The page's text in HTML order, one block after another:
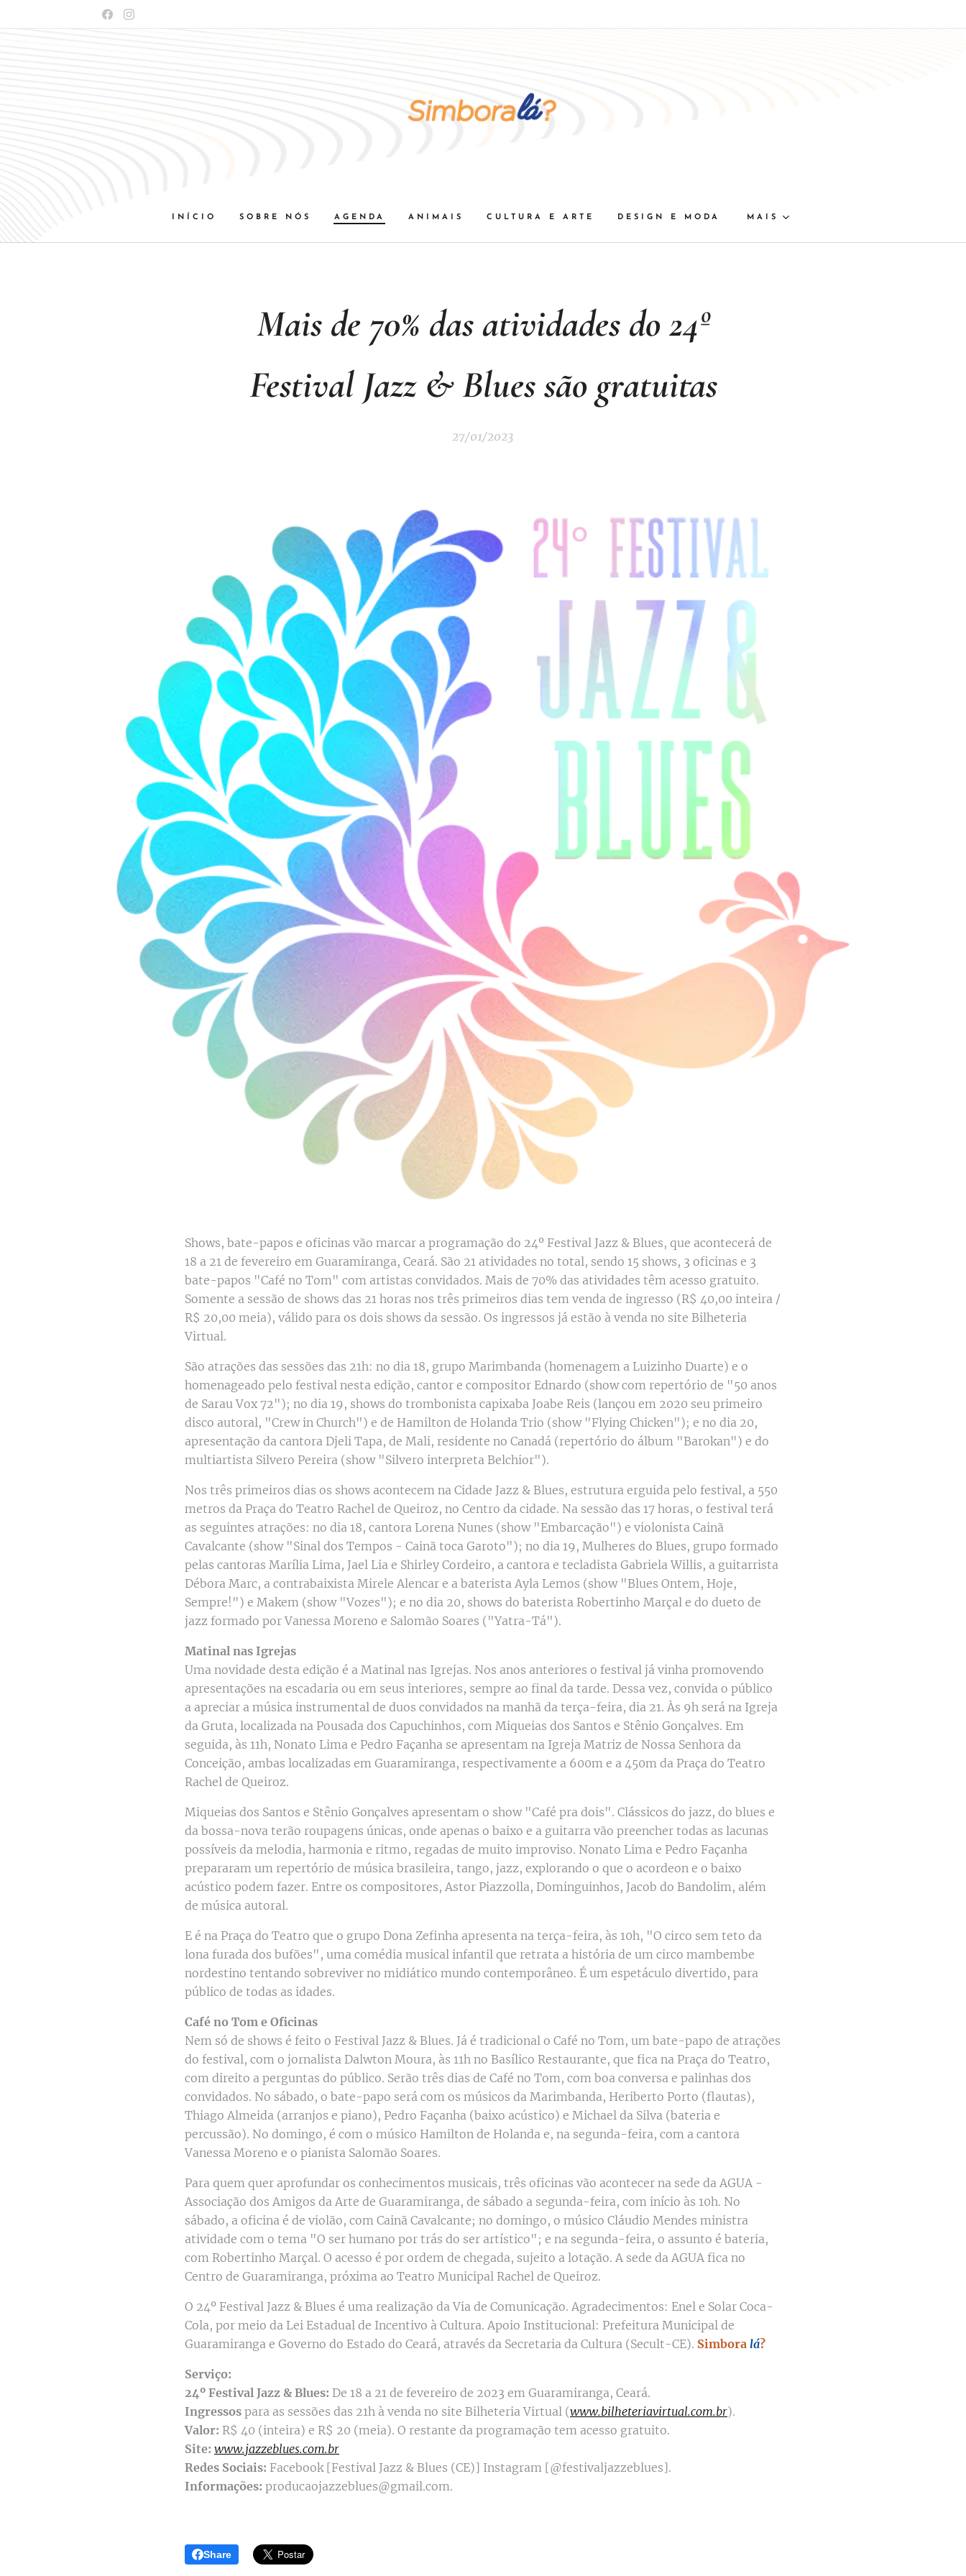
INÍCIO SOBRE NÓS AGENDA ANIMAIS CULTURA E ARTE DESIGN E MODA MAIS
Mais de 70% das atividades do 24º
Festival Jazz & Blues são gratuitas
27/01/2023
Shows, bate-papos e oficinas vão marcar a programação do 24º Festival Jazz & Blues, que acontecerá de
18 a 21 de fevereiro em Guaramiranga, Ceará. São 21 atividades no total, sendo 15 shows, 3 oficinas e 3
bate-papos "Café no Tom" com artistas convidados. Mais de 70% das atividades têm acesso gratuito.
Somente a sessão de shows das 21 horas nos três primeiros dias tem venda de ingresso (R$ 40,00 inteira /
R$ 20,00 meia), válido para os dois shows da sessão. Os ingressos já estão à venda no site Bilheteria
Virtual.
São atrações das sessões das 21h: no dia 18, grupo Marimbanda (homenagem a Luizinho Duarte) e o
homenageado pelo festival nesta edição, cantor e compositor Ednardo (show com repertório de "50 anos
de Sarau Vox 72"); no dia 19, shows do trombonista capixaba Joabe Reis (lançou em 2020 seu primeiro
disco autoral, "Crew in Church") e de Hamilton de Holanda Trio (show "Flying Chicken"); e no dia 20,
apresentação da cantora Djeli Tapa, de Mali, residente no Canadá (repertório do álbum "Barokan") e do
multiartista Silvero Pereira (show "Silvero interpreta Belchior").
Nos três primeiros dias os shows acontecem na Cidade Jazz & Blues, estrutura erguida pelo festival, a 550
metros da Praça do Teatro Rachel de Queiroz, no Centro da cidade. Na sessão das 17 horas, o festival terá
as seguintes atrações: no dia 18, cantora Lorena Nunes (show "Embarcação") e violonista Cainã
Cavalcante (show "Sinal dos Tempos - Cainã toca Garoto"); no dia 19, Mulheres do Blues, grupo formado
pelas cantoras Marília Lima, Jael Lia e Shirley Cordeiro, a cantora e tecladista Gabriela Willis, a guitarrista
Débora Marc, a contrabaixista Mirele Alencar e a baterista Ayla Lemos (show "Blues Ontem, Hoje,
Sempre!") e Makem (show "Vozes"); e no dia 20, shows do baterista Robertinho Marçal e do dueto de
jazz formado por Vanessa Moreno e Salomão Soares ("Yatra-Tá").
Matinal nas Igrejas
Uma novidade desta edição é a Matinal nas Igrejas. Nos anos anteriores o festival já vinha promovendo
apresentações na escadaria ou em seus interiores, sempre ao final da tarde. Dessa vez, convida o público
a apreciar a música instrumental de duos convidados na manhã da terça-feira, dia 21. Às 9h será na Igreja
da Gruta, localizada na Pousada dos Capuchinhos, com Miqueias dos Santos e Stênio Gonçalves. Em
seguida, às 11h, Nonato Lima e Pedro Façanha se apresentam na Igreja Matriz de Nossa Senhora da
Conceição, ambas localizadas em Guaramiranga, respectivamente a 600m e a 450m da Praça do Teatro
Rachel de Queiroz.
Miqueias dos Santos e Stênio Gonçalves apresentam o show "Café pra dois". Clássicos do jazz, do blues e
da bossa-nova terão roupagens únicas, onde apenas o baixo e a guitarra vão preencher todas as lacunas
possíveis da melodia, harmonia e ritmo, regadas de muito improviso. Nonato Lima e Pedro Façanha
prepararam um repertório de música brasileira, tango, jazz, explorando o que o acordeon e o baixo
acústico podem fazer. Entre os compositores, Astor Piazzolla, Dominguinhos, Jacob do Bandolim, além
de música autoral.
E é na Praça do Teatro que o grupo Dona Zefinha apresenta na terça-feira, às 10h, "O circo sem teto da
lona furada dos bufões", uma comédia musical infantil que retrata a história de um circo mambembe
nordestino tentando sobreviver no midiático mundo contemporâneo. É um espetáculo divertido, para
público de todas as idades.
Café no Tom e Oficinas
Nem só de shows é feito o Festival Jazz & Blues. Já é tradicional o Café no Tom, um bate-papo de atrações
do festival, com o jornalista Dalwton Moura, às 11h no Basílico Restaurante, que fica na Praça do Teatro,
com direito a perguntas do público. Serão três dias de Café no Tom, com boa conversa e palinhas dos
convidados. No sábado, o bate-papo será com os músicos da Marimbanda, Heriberto Porto (flautas),
Thiago Almeida (arranjos e piano), Pedro Façanha (baixo acústico) e Michael da Silva (bateria e
percussão). No domingo, é com o músico Hamilton de Holanda e, na segunda-feira, com a cantora
Vanessa Moreno e o pianista Salomão Soares.
Para quem quer aprofundar os conhecimentos musicais, três oficinas vão acontecer na sede da AGUA -
Associação dos Amigos da Arte de Guaramiranga, de sábado a segunda-feira, com início às 10h. No
sábado, a oficina é de violão, com Cainã Cavalcante; no domingo, o músico Cláudio Mendes ministra
atividade com o tema "O ser humano por trás do ser artístico"; e na segunda-feira, o assunto é bateria,
com Robertinho Marçal. O acesso é por ordem de chegada, sujeito a lotação. A sede da AGUA fica no
Centro de Guaramiranga, próxima ao Teatro Municipal Rachel de Queiroz.
O 24º Festival Jazz & Blues é uma realização da Via de Comunicação. Agradecimentos: Enel e Solar Coca-
Cola, por meio da Lei Estadual de Incentivo à Cultura. Apoio Institucional: Prefeitura Municipal de
Guaramiranga e Governo do Estado do Ceará, através da Secretaria da Cultura (Secult-CE). Simbora lá?
Serviço:
24º Festival Jazz & Blues: De 18 a 21 de fevereiro de 2023 em Guaramiranga, Ceará.
Ingressos para as sessões das 21h à venda no site Bilheteria Virtual (www.bilheteriavirtual.com.br).
Valor: R$ 40 (inteira) e R$ 20 (meia). O restante da programação tem acesso gratuito.
Site: www.jazzeblues.com.br
Redes Sociais: Facebook [Festival Jazz & Blues (CE)] Instagram [@festivaljazzeblues].
Informações: producaojazzeblues@gmail.com.
Share